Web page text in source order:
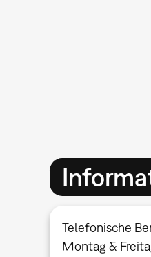
Telefonische
Montag &